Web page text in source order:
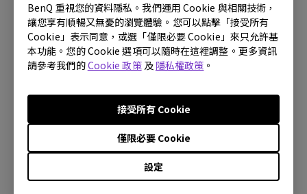
BenQ 重視您的資料隱私。我們運用 Cookie 與相關技術，
讓您享有順暢又無憂的瀏覽體驗。您可以點擊「接受所有
Cookie」表示同意，或選「僅限必要 Cookie」來只允許基
本功能。您的 Cookie 選項可以隨時在這裡調整。更多資訊
請參考我們的Cookie 政策及 隱私權政策 。
設定
僅限必要 Cookie
接受所有 Cookie
什麼是 IPS GLOW，怎樣才能使它不那麼明顯？| 顯
示器
為什麼播放 HDR 內容時顯示器上會出現「模擬
DisplayHDR 和 HDR10 有什麼區別？| 顯示器
已從Radeon 控制面板或AMD 驅動程式停用
FreeSync時，為何顯示器的OSD 資訊仍顯示